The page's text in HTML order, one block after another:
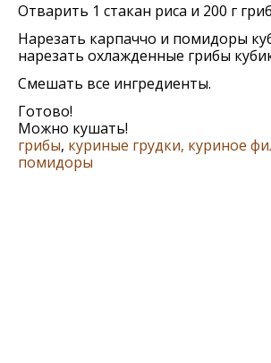
Отварить 1 стакан риса и 200 г
Нарезать карпаччо и помидоры
нарезать охлажденные грибы
Смешать все ингредиенты.
Готово!
Можно кушать!
грибы, куриные грудки, куриное
помидоры